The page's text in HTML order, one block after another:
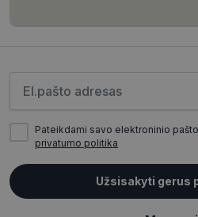
Pateikdami savo elektroninio
privatumo politika
Užsisakyti gerus